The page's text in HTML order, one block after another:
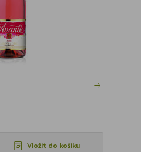
Vložit do košíku